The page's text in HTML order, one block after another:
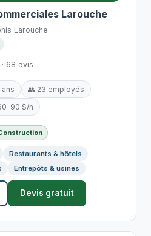
Larouche
Larouche
68 avis
👥 23 employés
$/h
Restaurants & hôtels
Entrepôts & usines
Devis gratuit